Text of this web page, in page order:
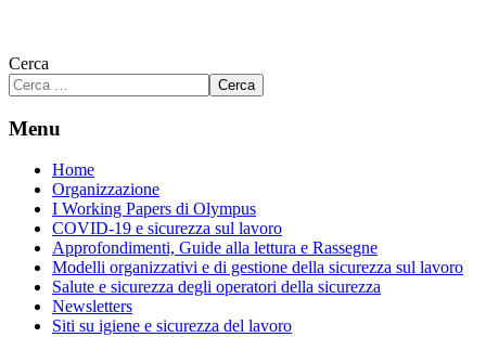
Cerca
Cerca
Menu
Home
Organizzazione
I Working Papers di Olympus
COVID-19 e sicurezza sul lavoro
Approfondimenti, Guide alla lettura e Rassegne
Modelli organizzativi e di gestione della sicurezza sul lavoro
Salute e sicurezza degli operatori della sicurezza
Newsletters
Siti su igiene e sicurezza del lavoro